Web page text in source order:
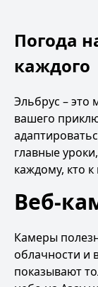
Погода
каждого
Эльбрус – это
вашего
главные
каждому, кто
Веб-
Камеры
облачности и
показывают